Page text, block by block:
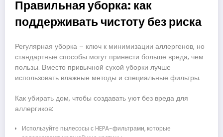
Правильная уборка: как
поддерживать чистоту без риска
Регулярная уборка – ключ к минимизации аллергенов, но
стандартные способы могут принести больше вреда, чем
пользы. Вместо привычной сухой уборки лучше
использовать влажные методы и специальные фильтры.
Как убирать дом, чтобы создавать уют без вреда для
аллергиков:
Используйте пылесосы с HEPA-фильтрами, которые